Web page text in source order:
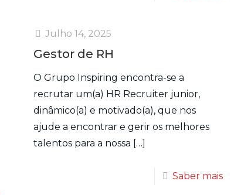
Julho 14, 2025
Gestor de RH
O Grupo Inspiring encontra-se a
recrutar um(a) HR Recruiter junior,
dinâmico(a) e motivado(a), que nos
ajude a encontrar e gerir os melhores
talentos para a nossa […]
Saber mais